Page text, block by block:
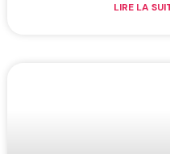
LIRE LA